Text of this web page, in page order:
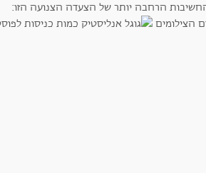
הרחבה יותר של הצעדה הצנועה הזו: